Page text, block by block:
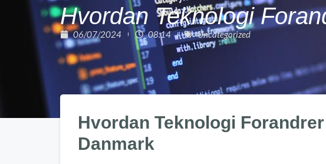
Hvordan Teknologi
06/07/2024 08:14 Uncategorized
Hvordan Teknologi
Danmark